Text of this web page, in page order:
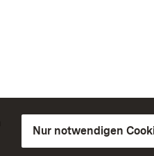
Nur notwendigen